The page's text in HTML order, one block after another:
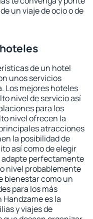
un viaje de ocio o de
de un hotel
unos servicios
Los mejores hoteles
nivel de servicio así
para los
nivel ofrecen la
atracciones
la posibilidad de
así como de elegir
perfectamente
nivel probablemente
bienestar como un
para los más
es la
y viajes de